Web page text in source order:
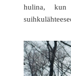
hulina, kun